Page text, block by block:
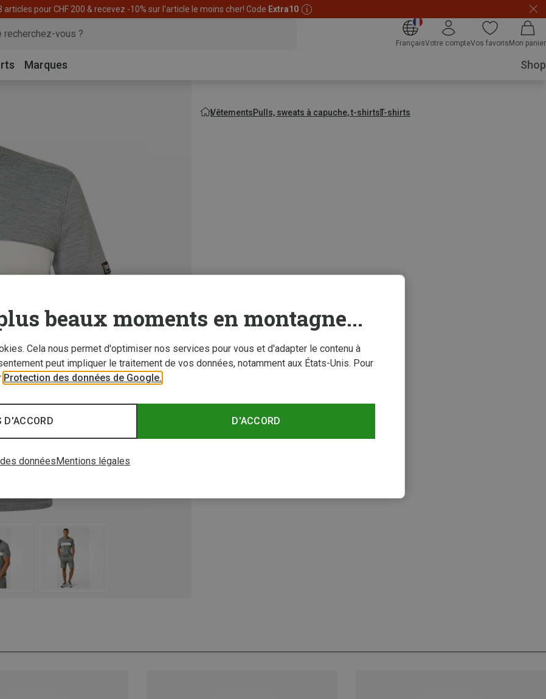
articles pour CHF 200 & recevez -10% sur l'article le moins cher! Code Extra10
FrançaisVotre compteVos favoris Mon panier
Marques Shop
VêtementsPulls, sweats à capuche, t-shirtsT-shirts
beaux moments en montagne...
Cela nous permet d'optimiser nos services pour vous et d'adapter le contenu à
peut impliquer le traitement de vos données, notamment aux États-Unis. Pour
Protection des données de Google.
D'ACCORD
D'ACCORD
donnéesMentions légales